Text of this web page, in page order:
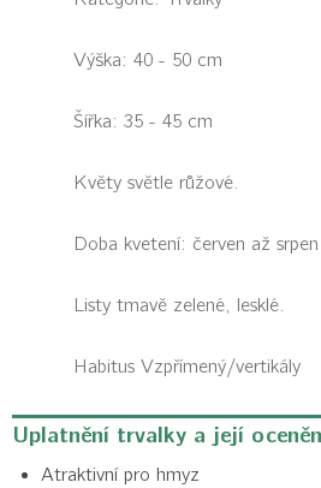
Výška: 40 - 50 cm
Šířka: 35 - 45 cm
Květy světle růžové.
Doba kvetení: červen až srpen
Listy tmavě zelené, lesklé.
Habitus Vzpřímený/vertikály
Uplatnění trvalky a její
Atraktivní pro hmyz